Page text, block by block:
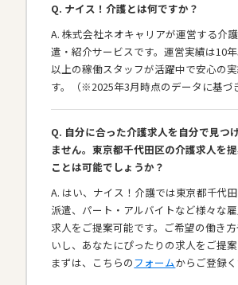
Q. ナイス！介護とは何ですか？
A. 株式会社ネオキャリアが運営する介
遣・紹介サービスです。運営実績は10
以上の稼働スタッフが活躍中で安心の
す。（※2025年3月時点のデータに基づ
Q. 自分に合った介護求人を自分で見つ
ません。東京都千代田区の介護求人を
ことは可能でしょうか？
A. はい、ナイス！介護では東京都千代田
派遣、パート・アルバイトなど様々な
求人をご提案可能です。ご希望の働き
いし、あなたにぴったりの求人をご提案
まずは、こちらのフォームからご登録く